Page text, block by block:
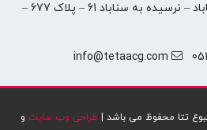
مشهد –انتهای خیابان سناباد – نرسیده به سناباد 61 – پلاک 677 –
info@tetaacg.com
تتا محفوظ می باشد | طراحی وب سایت و